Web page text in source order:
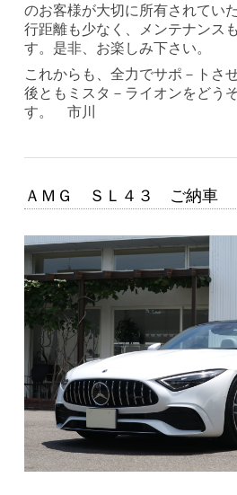
のお客様が大切に所有されてい
行距離も少なく、メンテナンス
す。是非、お楽しみ下さい。
これからも、全力でサポ－トさ
後ともミスタ－ライオンをどう
す。 市川
ＡＭＧ ＳＬ４３ ご納車